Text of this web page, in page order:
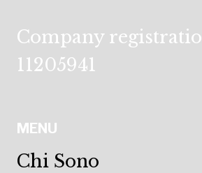
Company
11205941
MENU
Chi Sono